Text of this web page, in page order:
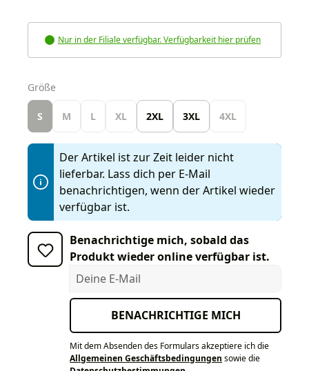
Nur in der Filiale verfügbar. Verfügbarkeit hier prüfen
Größe
S M L XL 2XL 3XL 4XL
Der Artikel ist zur Zeit leider nicht
lieferbar. Lass dich per E-Mail
benachrichtigen, wenn der Artikel wieder
verfügbar ist.
Benachrichtige mich, sobald das
Produkt wieder online verfügbar ist.
Deine E-Mail
BENACHRICHTIGE MICH
Mit dem Absenden des Formulars akzeptiere ich die
Allgemeinen Geschäftsbedingungen sowie die